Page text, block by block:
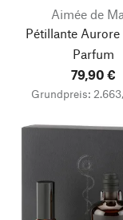
Aimée de
Pétillante Aurore
Parfum
79,90 €
Grundpreis: